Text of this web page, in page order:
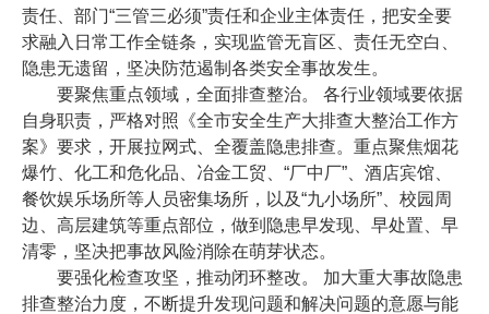
责任、部门“三管三必须”责任和企业主体责任，把安全要
求融入日常工作全链条，实现监管无盲区、责任无空白、
隐患无遗留，坚决防范遏制各类安全事故发生。
要聚焦重点领域，全面排查整治。 各行业领域要依据
自身职责，严格对照《全市安全生产大排查大整治工作方
案》要求，开展拉网式、全覆盖隐患排查。重点聚焦烟花
爆竹、化工和危化品、冶金工贸、“厂中厂”、酒店宾馆、
餐饮娱乐场所等人员密集场所，以及“九小场所”、校园周
边、高层建筑等重点部位，做到隐患早发现、早处置、早
清零，坚决把事故风险消除在萌芽状态。
要强化检查攻坚，推动闭环整改。 加大重大事故隐患
排查整治力度，不断提升发现问题和解决问题的意愿与能